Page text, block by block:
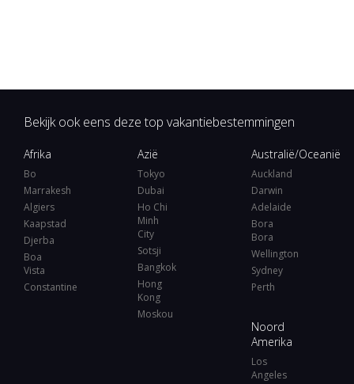
Bekijk ook eens deze top vakantiebestemmingen
Afrika
Bo
Marrakesh
Algiers
Kaapstad
Djerba
Boa
Vista
Constantine
Azië
Tokyo
Dubai
Ho Chi
Minh
City
Sotsji
Bangkok
Hong
Kong
Moskou
Australië/Oceanië
Auckland
Darwin
Adelaide
Bora
Bora
Wellington
Sydney
Perth
Noord
Amerika
Los
Angeles